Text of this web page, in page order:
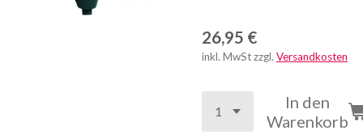
26,95 €
inkl. MwSt zzgl. Versandkosten
In den
Warenkorb